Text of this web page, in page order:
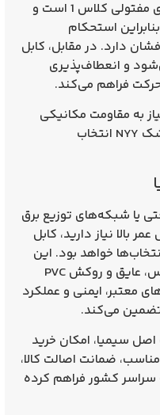
مفتولی کلاس 1 است و
استحکام
دارد. در مقابل، کابل
5 ساخته می‌شود و انعطاف‌پذیری
حرکت فراهم می‌کند.
به مقاومت مکانیکی
NYY انتخاب
یا شبکه‌های توزیع برق
بالا نیاز دارید، کابل
خواهد بود. این
، هادی تمام مس، عایق و روکش PVC
معتبر، ایمنی و عملکرد
تضمین می‌کند.
اصل سیمیا، امکان خرید
ضمانت اصالت کالا،
کشور فراهم کرده